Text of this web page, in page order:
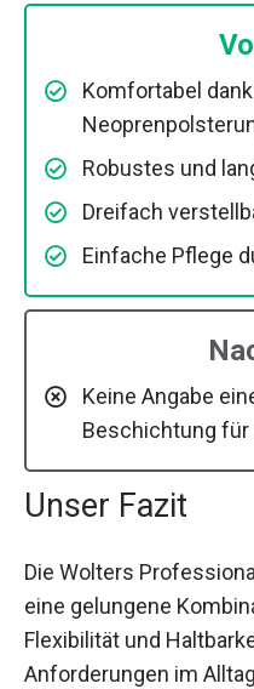
Komfortabel
Robustes und
Dreifach
Einfache Pflege
Keine Angabe
Beschichtung für
Unser Fazit
Die Wolters
eine gelungene
Flexibilität und
Anforderungen im